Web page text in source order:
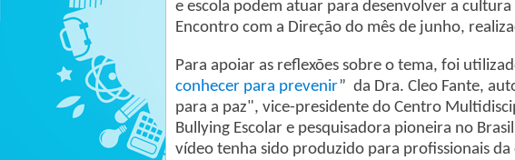
e escola podem atuar para desenvolver a
Encontro com a Direção do mês de junho,
Para apoiar as reflexões sobre o tema, foi
conhecer para prevenir” da Dra. Cleo Fante,
para a paz", vice-presidente do Centro
Bullying Escolar e pesquisadora pioneira no
vídeo tenha sido produzido para profissionais